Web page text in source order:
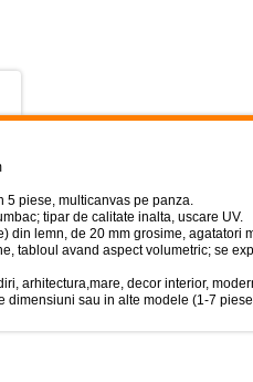
5 piese, multicanvas pe panza.
tipar de calitate inalta, uscare UV.
din lemn, de 20 mm grosime, agatatori
tabloul avand aspect volumetric; se
arhitectura,mare, decor interior,
dimensiuni sau in alte modele (1-7